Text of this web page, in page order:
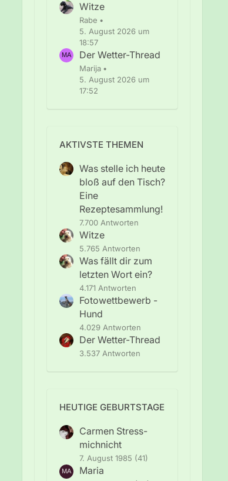
Witze
Rabe
5. August 2026 um
18:57
Der Wetter-Thread
Marija
5. August 2026 um
17:52
AKTIVSTE THEMEN
Was stelle ich heute
bloß auf den Tisch?
Eine
Rezeptesammlung!
7.700 Antworten
Witze
5.765 Antworten
Was fällt dir zum
letzten Wort ein?
4.171 Antworten
Fotowettbewerb -
Hund
4.029 Antworten
Der Wetter-Thread
3.537 Antworten
HEUTIGE GEBURTSTAGE
Carmen Stress-
michnicht
7. August 1985 (41)
Maria